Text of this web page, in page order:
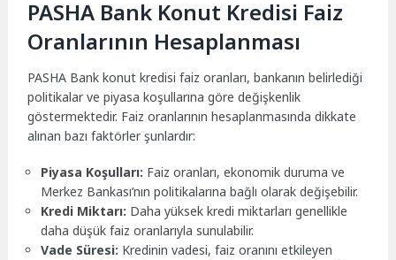
PASHA Bank Konut Kredisi Faiz
Oranlarının Hesaplanması
PASHA Bank konut kredisi faiz oranları, bankanın belirlediği
politikalar ve piyasa koşullarına göre değişkenlik
göstermektedir. Faiz oranlarının hesaplanmasında dikkate
alınan bazı faktörler şunlardır:
Piyasa Koşulları: Faiz oranları, ekonomik duruma ve
Merkez Bankası’nın politikalarına bağlı olarak değişebilir.
Kredi Miktarı: Daha yüksek kredi miktarları genellikle
daha düşük faiz oranlarıyla sunulabilir.
Vade Süresi: Kredinin vadesi, faiz oranını etkileyen